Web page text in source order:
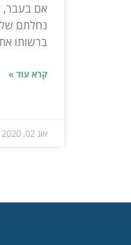
אם בעבר,
נחלתם
ברשותו
קרא עוד »
אוג 02, 2020